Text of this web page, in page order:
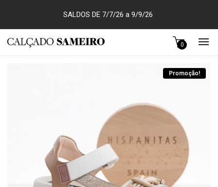
SALDOS DE 7/7/26 a 9/9/26
0
Promoção!